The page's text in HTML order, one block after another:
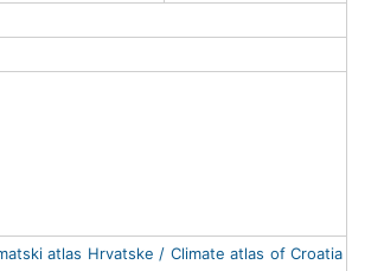
atlas Hrvatske / Climate atlas of Croatia